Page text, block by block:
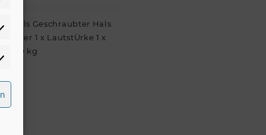
Hals Geschraubter Hals
1 x LautstÜrke 1 x
420 kg